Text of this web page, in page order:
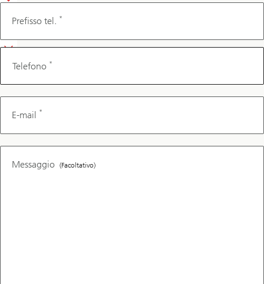
Telefono
Prefisso tel. *
Telefono *
E-mail *
Messaggio (Facoltativo)